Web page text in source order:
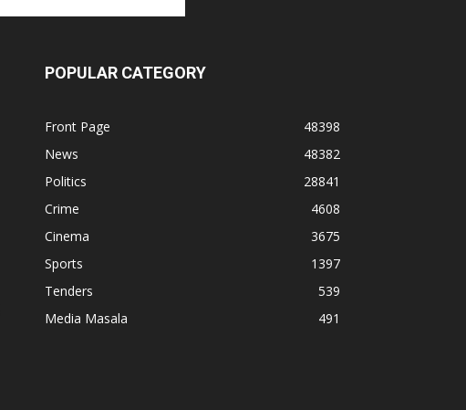
POPULAR CATEGORY
Front Page
48398
News
48382
Politics
28841
Crime
4608
Cinema
3675
Sports
1397
Tenders
539
Media Masala
491